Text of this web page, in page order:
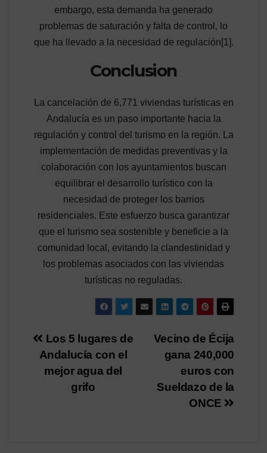
embargo, esta demanda ha generado
problemas de saturación y falta de control, lo
que ha llevado a la necesidad de regulación[1].
Conclusion
La cancelación de 6,771 viviendas turísticas en
Andalucía es un paso importante hacia la
regulación y control del turismo en la región. La
implementación de medidas preventivas y la
colaboración con los ayuntamientos buscan
equilibrar el desarrollo turístico con la
necesidad de proteger los barrios
residenciales. Este esfuerzo busca garantizar
que el turismo sea sostenible y beneficie a la
comunidad local, evitando la clandestinidad y
los problemas asociados con las viviendas
turísticas no reguladas.
Navegación
de
entradas
Vecino de Écija
gana 240,000
euros con
Sueldazo de la
ONCE
Los 5 lugares de
Andalucía con el
mejor agua del
grifo